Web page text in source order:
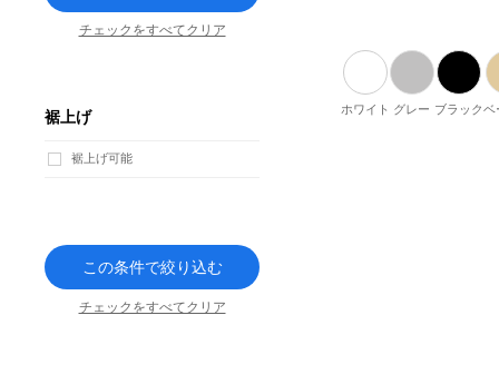
ホワイト グレー ブラックベ
チェックをすべてクリア
裾上げ
裾上げ可能
この条件で絞り込む
チェックをすべてクリア